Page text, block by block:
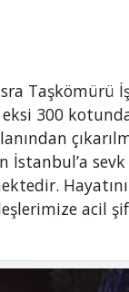
Taşkömürü
300
İstanbul’a
acil